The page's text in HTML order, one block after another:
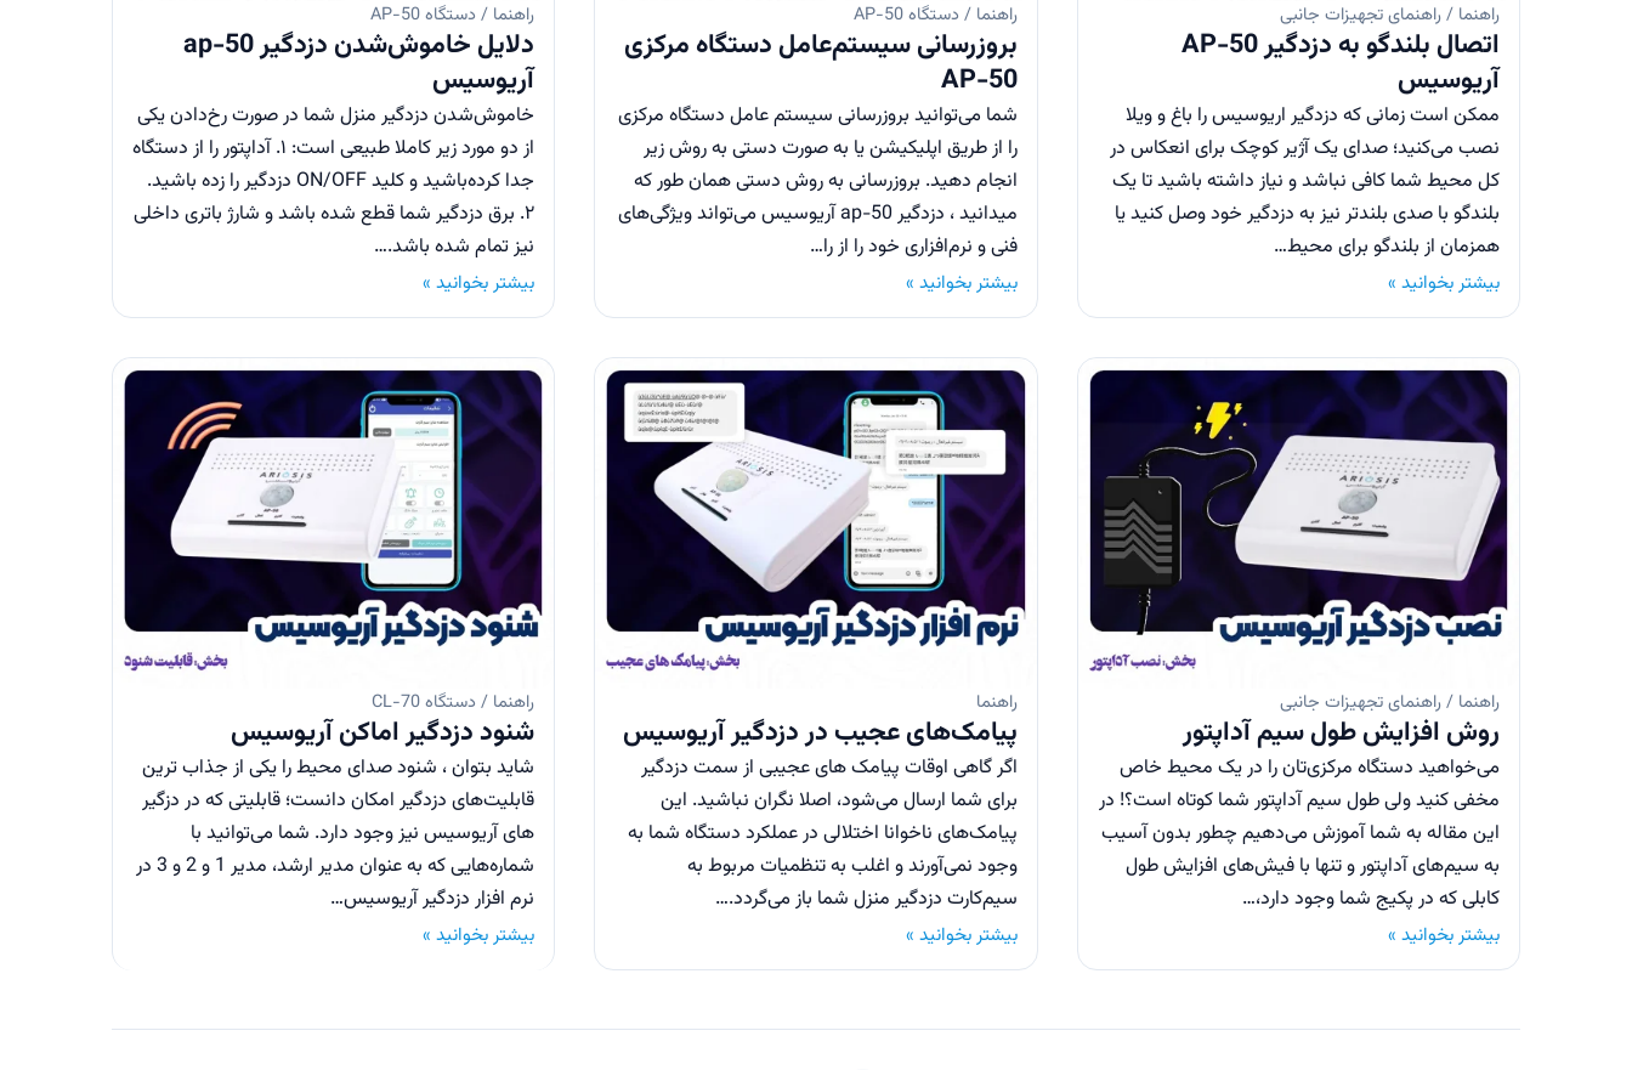
راهنما / راهنمای تجهیزات جانبی
اتصال بلندگو به دزدگیر AP-50
آریوسیس
ممکن است زمانی که دزدگیر اریوسیس را باغ و ویلا
نصب می‌کنید؛ صدای یک آژیر کوچک برای انعکاس در
کل محیط شما کافی نباشد و نیاز داشته باشید تا یک
بلندگو با صدی بلند‌تر نیز به دزدگیر خود وصل کنید یا
همزمان از بلندگو برای محیط…
بیشتر بخوانید »
راهنما / دستگاه AP-50
بروزرسانی سیستم‌عامل دستگاه مرکزی
AP-50
شما می‌توانید بروزرسانی سیستم عامل دستگاه مرکزی
را از طریق اپلیکیشن یا به صورت دستی به روش زیر
انجام دهید. بروزرسانی به روش دستی همان طور که
میدانید ، دزدگیر ap-50 آریوسیس می‌تواند ویژگی‌های
فنی و نرم‌افزاری خود را از را…
بیشتر بخوانید »
راهنما / دستگاه AP-50
دلایل خاموش‌شدن دزدگیر ap-50
آریوسیس
خاموش‌شدن دزدگیر منزل شما در صورت رخ‌دادن یکی
از دو مورد زیر کاملا طبیعی است: ۱. آداپتور را از دستگاه
جدا کرده‌باشید و کلید ON/OFF دزدگیر را زده باشید.
۲. برق دزدگیر شما قطع شده باشد و شارژ باتری داخلی
نیز تمام شده باشد.…
بیشتر بخوانید »
راهنما / راهنمای تجهیزات جانبی
روش افزایش طول سیم آداپتور
می‌خواهید دستگاه مرکزی‌تان را در یک محیط خاص
مخفی کنید ولی طول سیم آداپتور شما کوتاه است؟! در
این مقاله به شما آموزش می‌دهیم چطور بدون آسیب
به سیم‌های آداپتور و تنها با فیش‌های افزایش طول
کابلی که در پکیج شما وجود دارد،…
بیشتر بخوانید »
راهنما
پیامک‌های عجیب در دزدگیر آریوسیس
اگر گاهی اوقات پیامک های عجیبی از سمت دزدگیر
برای شما ارسال می‌شود، اصلا نگران نباشید. این
پیامک‌های ناخوانا اختلالی در عملکرد دستگاه شما به
وجود نمی‌آورند و اغلب به تنظمیات مربوط به
سیم‌کارت دزدگیر منزل شما باز می‌گردد.…
بیشتر بخوانید »
راهنما / دستگاه CL-70
شنود دزدگیر اماکن آریوسیس
شاید بتوان ، شنود صدای محیط را یکی از جذاب ترین
قابلیت‌های دزدگیر امکان دانست؛ قابلیتی که در دزگیر
های آریوسیس نیز وجود دارد. شما می‌توانید با
شماره‌هایی که به عنوان مدیر ارشد، مدیر 1 و 2 و 3 در
نرم افزار دزدگیر آریوسیس…
بیشتر بخوانید »